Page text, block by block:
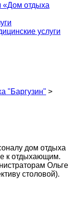
«Дом отдыха
услуги
"Баргузин" >
дом отдыха
к отдыхающим.
Ольге
столовой).